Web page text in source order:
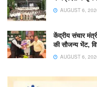
AUGUST 6,
केंद्रीय संचार
की सौजन्य भेंट,
AUGUST 6,